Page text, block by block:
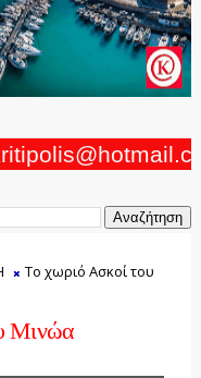
Το χωριό Ασκοί του
Μινώα